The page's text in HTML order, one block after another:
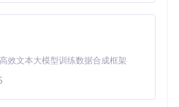
」创建人物档案与关系图谱
作灵感持续流动。
域的效率革命
效文本大模型训练数据合成框架